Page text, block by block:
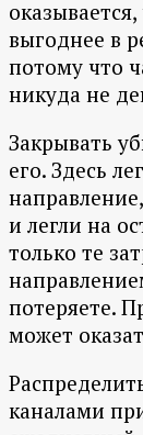
выгоднее в
потому что
никуда не
Закрывать
его. Здесь
и легли на
только те
потеряете.
может
каналами